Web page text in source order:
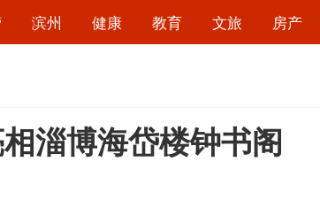
滨州 健康 教育 文旅 房产
淄博海岱楼钟书阁